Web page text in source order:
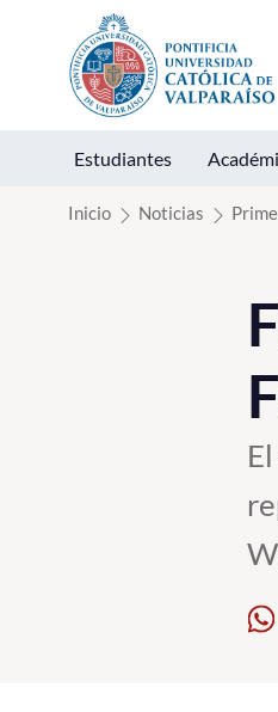
Click acá para ir directamente al
Estudiantes
Inicio Noticias